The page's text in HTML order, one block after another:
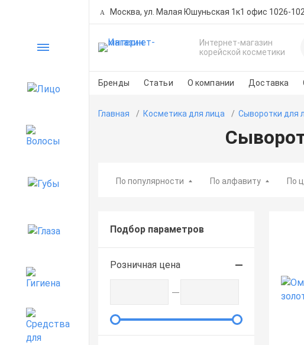
Москва, ул. Малая Юшуньская 1к1 офис 1026-
Интернет-магазин
корейской косметики
Бренды Статьи О компании Доставка
Каталог
Средства для дома
Главная Косметика для лица Сыворотки для
По популярности По алфавиту По
Подбор параметров
Розничная цена